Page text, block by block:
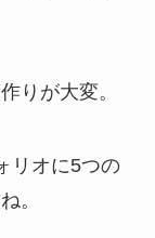
りが大変。
リオに5つの
。